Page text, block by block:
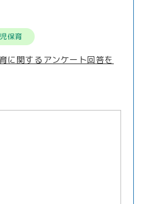
保育
に関するアンケート回答を